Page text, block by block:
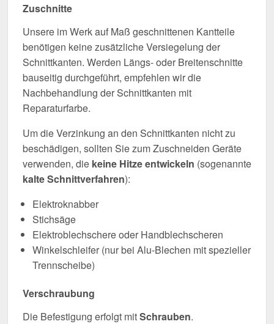
Zuschnitte
Unsere im Werk auf Maß geschnittenen Kantteile
benötigen keine zusätzliche Versiegelung der
Schnittkanten. Werden Längs- oder Breitenschnitte
bauseitig durchgeführt, empfehlen wir die
Nachbehandlung der Schnittkanten mit
Reparaturfarbe.
Um die Verzinkung an den Schnittkanten nicht zu
beschädigen, sollten Sie zum Zuschneiden Geräte
verwenden, die keine Hitze entwickeln (sogenannte
kalte Schnittverfahren):
Elektroknabber
Stichsäge
Elektroblechschere oder Handblechscheren
Winkelschleifer (nur bei Alu-Blechen mit spezieller
Trennscheibe)
Verschraubung
Die Befestigung erfolgt mitSchrauben.